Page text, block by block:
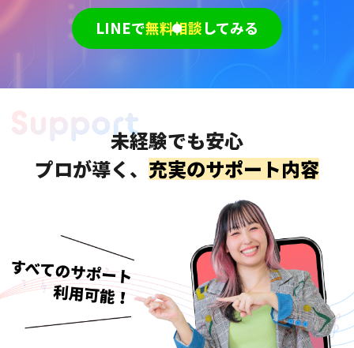
LINEで無料相談してみる
未経験でも安心
プロが導く、 充実のサポート内容